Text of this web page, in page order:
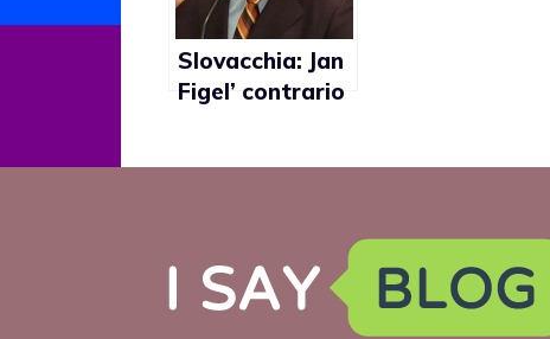
Slovacchia: Jan
Figel’ contrario